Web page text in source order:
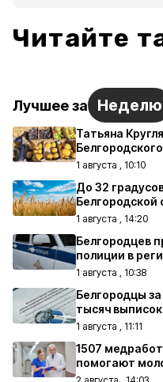
Читайте
Лучшее за Неделю
Татьяна
1 августа , 10:10
До 32
Белгородской
1 августа , 14:20
Белгородцев
полиции в
1 августа , 10:38
Белгородцы
тысяч выписок
1 августа , 11:11
1507
помогают